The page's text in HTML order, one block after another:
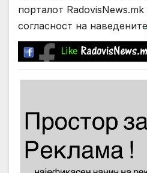
порталот
согласност на нaведените